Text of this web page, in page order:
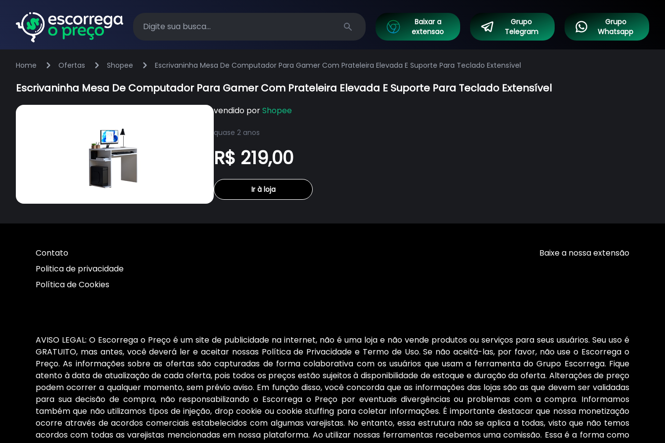
Search
Baixar a
extensao
Grupo
Telegram
Grupo
Whatsapp
Home Ofertas Shopee Escrivaninha Mesa De Computador Para Gamer Com Prateleira Elevada E Suporte Para Teclado Extensível
Escrivaninha Mesa De Computador Para Gamer Com Prateleira Elevada E Suporte Para Teclado Extensível
vendido porShopee
quase 2 anos
R$ 219,00
Ir à loja
Contato
Politica de privacidade
Política de Cookies
Baixe a nossa extensão
AVISO LEGAL: O Escorrega o Preço é um site de publicidade na internet, não é uma loja e não vende produtos ou serviços para seus usuários. Seu uso é
GRATUITO, mas antes, você deverá ler e aceitar nossas Política de Privacidade e Termo de Uso. Se não aceitá-las, por favor, não use o Escorrega o
Preço. As informações sobre as ofertas são capturadas de forma colaborativa com os usuários que usam a ferramenta do Grupo Escorrega. Fique
atento à data de atualização de cada oferta, pois todos os preços estão sujeitos à disponibilidade de estoque e duração da oferta. Alterações de preço
podem ocorrer a qualquer momento, sem prévio aviso. Em função disso, você concorda que as informações das lojas são as que devem ser validadas
para sua decisão de compra, não responsabilizando o Escorrega o Preço por eventuais divergências ou problemas com a compra. Informamos
também que não utilizamos tipos de injeção, drop cookie ou cookie stuffing para coletar informações. É importante destacar que nossa monetização
ocorre através de acordos comerciais estabelecidos com algumas varejistas. No entanto, essa estrutura não se aplica a todas, visto que não temos
acordos com todas as varejistas mencionadas em nossa plataforma. Ao utilizar nossas ferramentas recebemos uma comissão. Essa é a forma como